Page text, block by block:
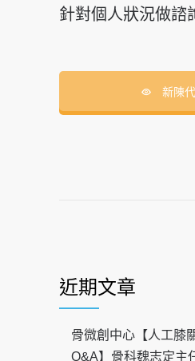
針對個人狀況做諮
新陳
近期文章
骨微創中心【人工膝
Q&A】骨科魏志定主